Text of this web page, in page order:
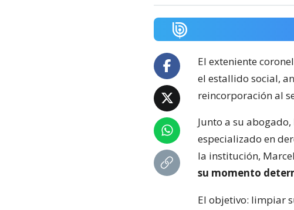
El exteniente
el estallido social,
reincorporación al
Junto a su
especializado en
la institución,
su momento
El objetivo: limpiar